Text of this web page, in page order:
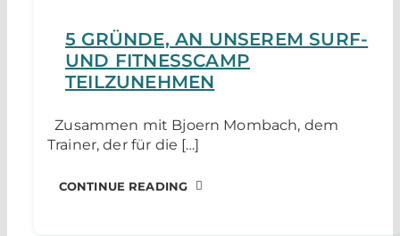
5 GRÜNDE, AN UNSEREM SURF-
UND FITNESSCAMP
TEILZUNEHMEN
Zusammen mit Bjoern Mombach, dem
Trainer, der für die […]
CONTINUE READING